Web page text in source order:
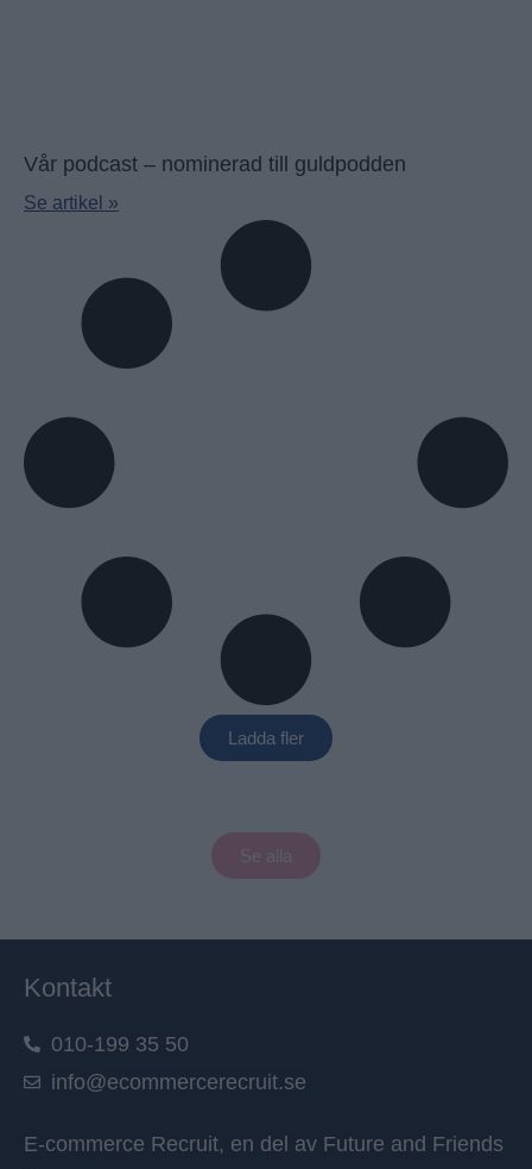
Vår podcast – nominerad till guldpodden
Se artikel »
Ladda fler
Se alla
Kontakt
010-199 35 50
info@ecommercerecruit.se
E-commerce Recruit, en del av Future and Friends